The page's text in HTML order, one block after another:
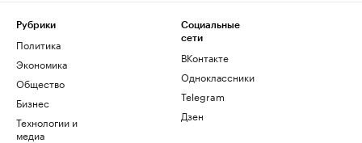
Рубрики
Политика
Экономика
Общество
Бизнес
Технологии и
медиа
Социальные
сети
ВКонтакте
Одноклассники
Telegram
Дзен